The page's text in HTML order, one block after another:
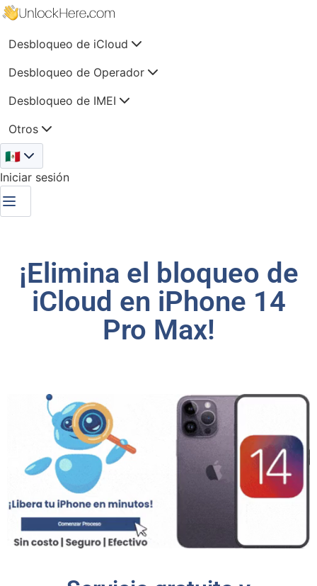
Desbloqueo de iCloud
Desbloqueo de Operador
Desbloqueo de IMEI
Otros
🇲🇽
Iniciar sesión
¡Elimina el bloqueo de
iCloud en iPhone 14
Pro Max!